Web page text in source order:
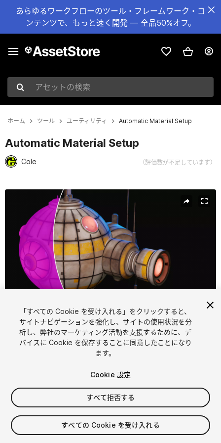
あらゆるワークフローのツール・フレームワーク・コ
ンテンツで、もっと速く開発 — 全品50%オフ。
アセットの検索
ホーム ツール ユーティリティ Automatic Material Setup
Automatic Material Setup
Cole （評価数が不足しています）
現在のスライド：1 / 8
1 /8
$19.99
シート 1
「すべての Cookie を受け入れる」をクリックすると、
サイトナビゲーションを強化し、サイトの使用状況を分
析し、弊社のマーケティング活動を支援するために、デ
バイスに Cookie を保存することに同意したことになり
ます。
Cookie 設定
すべて拒否する
すべての Cookie を受け入れる